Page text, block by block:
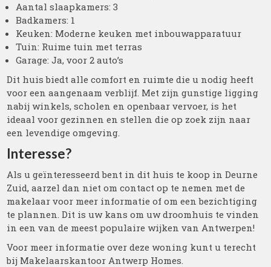
Aantal slaapkamers: 3
Badkamers: 1
Keuken: Moderne keuken met inbouwapparatuur
Tuin: Ruime tuin met terras
Garage: Ja, voor 2 auto’s
Dit huis biedt alle comfort en ruimte die u nodig heeft
voor een aangenaam verblijf. Met zijn gunstige ligging
nabij winkels, scholen en openbaar vervoer, is het
ideaal voor gezinnen en stellen die op zoek zijn naar
een levendige omgeving.
Interesse?
Als u geïnteresseerd bent in dit huis te koop in Deurne
Zuid, aarzel dan niet om contact op te nemen met de
makelaar voor meer informatie of om een bezichtiging
te plannen. Dit is uw kans om uw droomhuis te vinden
in een van de meest populaire wijken van Antwerpen!
Voor meer informatie over deze woning kunt u terecht
bij Makelaarskantoor Antwerp Homes.